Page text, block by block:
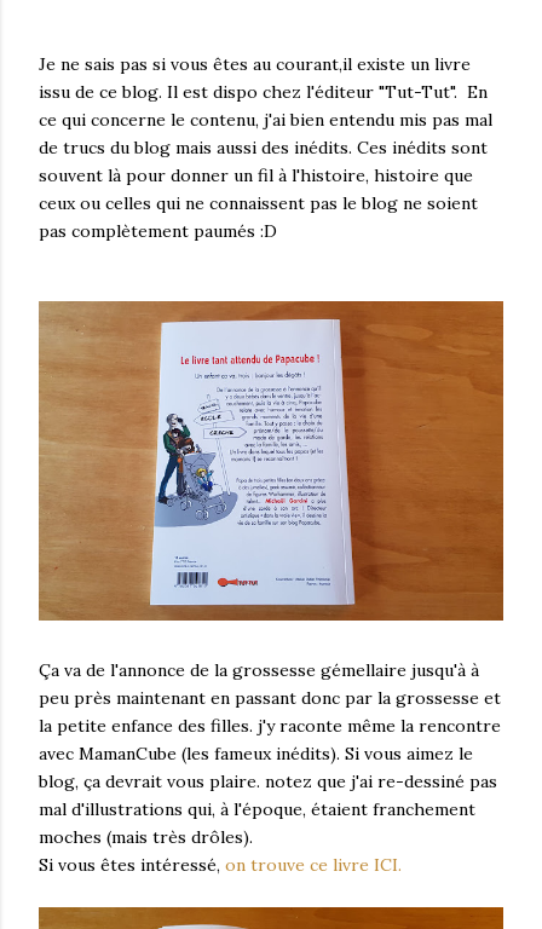
Je ne sais pas si vous êtes au courant,il existe un livre
issu de ce blog. Il est dispo chez l'éditeur "Tut-Tut". En
ce qui concerne le contenu, j'ai bien entendu mis pas mal
de trucs du blog mais aussi des inédits. Ces inédits sont
souvent là pour donner un fil à l'histoire, histoire que
ceux ou celles qui ne connaissent pas le blog ne soient
pas complètement paumés :D
Ça va de l'annonce de la grossesse gémellaire jusqu'à à
peu près maintenant en passant donc par la grossesse et
la petite enfance des filles. j'y raconte même la rencontre
avec MamanCube (les fameux inédits). Si vous aimez le
blog, ça devrait vous plaire. notez que j'ai re-dessiné pas
mal d'illustrations qui, à l'époque, étaient franchement
moches (mais très drôles).
Si vous êtes intéressé, on trouve ce livre ICI.